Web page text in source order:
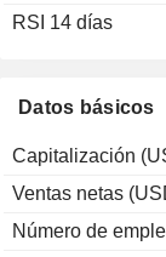
Datos básicos
Capitalización
Ventas netas
Número de
RSI 14 días
2002
2000